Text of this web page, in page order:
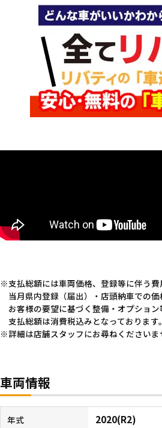
支払総額には車両価格、登録等に伴う
当月県内登録（届出）・店頭納車での価
お客様の要望に基づく整備・オプション
支払総額は消費税込みとなっております。
詳細は店舗スタッフにお尋ねくださいま
車両情報
年式 2020(R2)